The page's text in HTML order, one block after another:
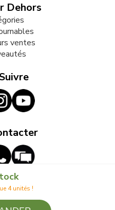
4 unités !
Dehors
ventes
réservés - jouonsdehors.fr -